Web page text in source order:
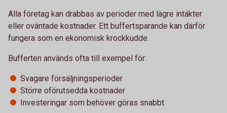
Alla företag kan drabbas av perioder med lägre intäkter
eller oväntade kostnader. Ett buffertsparande kan därför
fungera som en ekonomisk krockkudde.
Bufferten används ofta till exempel för:
Svagare försäljningsperioder
Större oförutsedda kostnader
Investeringar som behöver göras snabbt